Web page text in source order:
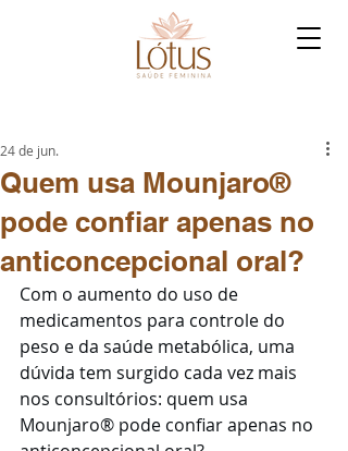
Quem usa Mounjaro®
pode confiar apenas no
anticoncepcional oral?
24 de jun.
Com o aumento do uso de
medicamentos para controle do
peso e da saúde metabólica, uma
dúvida tem surgido cada vez mais
nos consultórios: quem usa
Mounjaro® pode confiar apenas no